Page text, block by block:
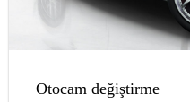
Otocam değiştirme